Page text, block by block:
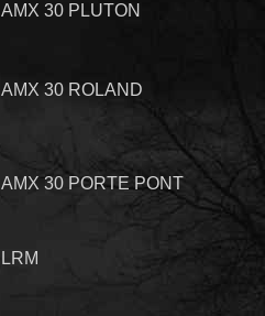
AMX 30 PLUTON
AMX 30 ROLAND
AMX 30 PORTE PONT
LRM